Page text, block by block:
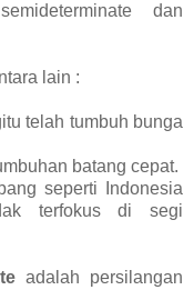
dan
lain :
telah tumbuh bunga
batang cepat.
seperti Indonesia
terfokus di segi
adalah persilangan